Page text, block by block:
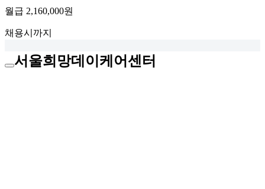
월급 2,160,000원
채용시까지
서울희망데이케어센터